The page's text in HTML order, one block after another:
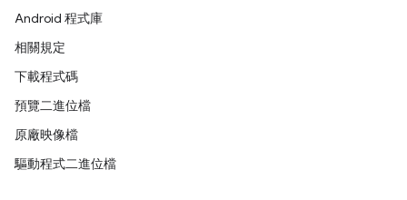
Android 程式庫
相關規定
下載程式碼
預覽二進位檔
原廠映像檔
驅動程式二進位檔